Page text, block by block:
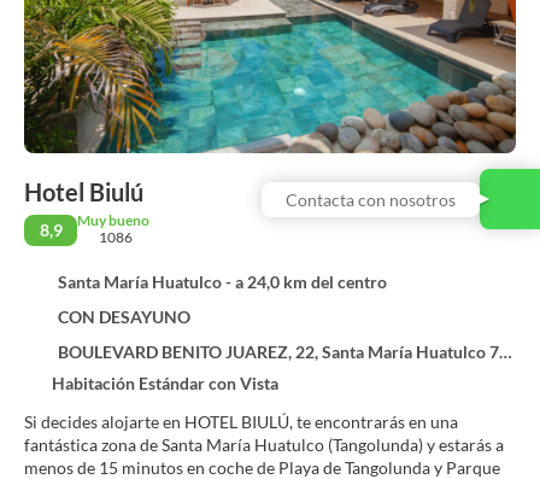
Hotel Biulú
8,9
Muy bueno
1086
Santa María Huatulco - a 24,0 km del centro
CON DESAYUNO
BOULEVARD BENITO JUAREZ, 22, Santa María Huatulco 70989
Habitación Estándar con Vista
Si decides alojarte en HOTEL BIULÚ, te encontrarás en una
fantástica zona de Santa María Huatulco (Tangolunda) y estarás a
menos de 15 minutos en coche de Playa de Tangolunda y Parque
Contacta con nosotros